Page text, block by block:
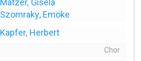
Matzer, Gisela
Szomraky, Emöke
Kapfer, Herbert
Chor